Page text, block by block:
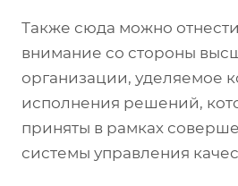
Также сюда можно
внимание со стороны
организации, уделяемое
исполнения решений,
приняты в рамках
системы управления